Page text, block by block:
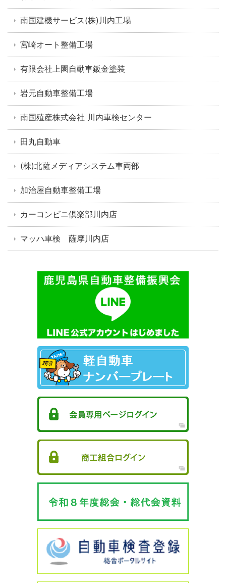
南国建機サービス(株)川内工場
宮崎オート整備工場
有限会社上園自動車鈑金塗装
岩元自動車整備工場
南国殖産株式会社 川内車検センター
田丸自動車
(株)北薩メディアシステム車両部
加治屋自動車整備工場
カーコンビニ倶楽部川内店
マッハ車検 薩摩川内店